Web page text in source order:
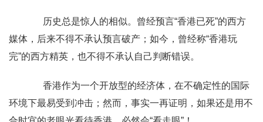
历史总是惊人的相似。曾经预言“香港已死”的西方
媒体，后来不得不承认预言破产；如今，曾经称“香港玩
完”的西方精英，也不得不承认自己判断错误。
香港作为一个开放型的经济体，在不确定性的国际
环境下最易受到冲击；然而，事实一再证明，如果还是用不